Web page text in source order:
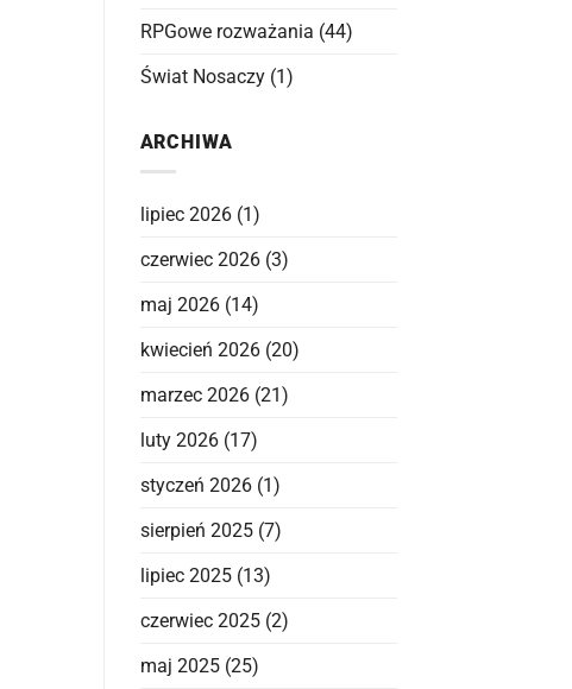
RPGowe rozważania (44)
Świat Nosaczy(1)
ARCHIWA
lipiec 2026(1)
czerwiec 2026(3)
maj 2026(14)
kwiecień 2026(20)
marzec 2026(21)
luty 2026(17)
styczeń 2026(1)
sierpień 2025(7)
lipiec 2025(13)
czerwiec 2025(2)
maj 2025(25)